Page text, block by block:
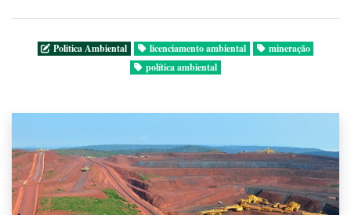
Politica Ambiental licenciamento ambiental
mineração
política ambiental